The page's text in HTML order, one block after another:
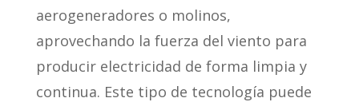
aerogeneradores o molinos,
aprovechando la fuerza del viento para
producir electricidad de forma limpia y
continua. Este tipo de tecnología puede